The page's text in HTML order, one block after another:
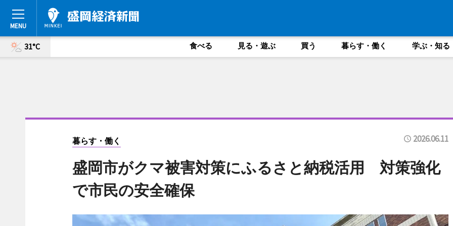
31°C 食べる 見る・遊ぶ 買う 暮らす・働く 学ぶ・知る
暮らす・働く 2026.06.11
盛岡市がクマ被害対策にふるさと納税活用 対策強化
で市民の安全確保